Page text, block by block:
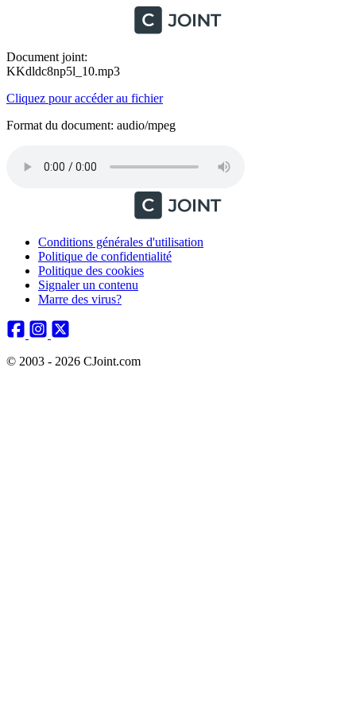
Document joint:
KKdldc8np5l_10.mp3
Cliquez pour accéder au fichier
Format du document: audio/mpeg
Conditions générales d'utilisation
Politique de confidentialité
Politique des cookies
Signaler un contenu
Marre des virus?
© 2003 - 2026 CJoint.com